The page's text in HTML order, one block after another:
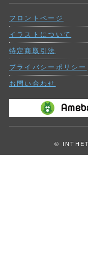
投
稿
フロントページ
イラストについて
特定商取引法
プライバシーポリシー
お問い合わせ
©